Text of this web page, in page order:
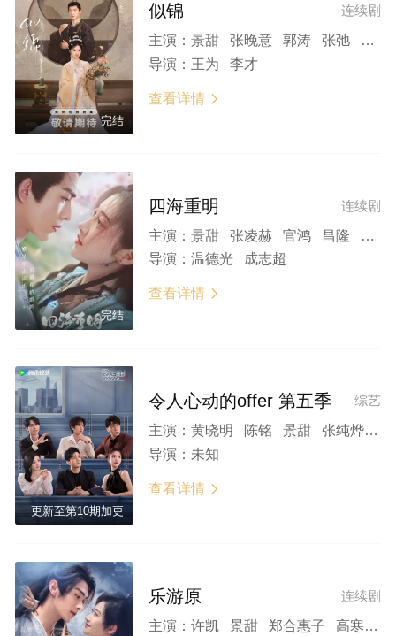
完结
连续剧
似锦
主演： 景甜 张晚意 郭涛 张弛 徐好 白冰可 马苏 黄奕 章呈赫 吴冕
导演： 王为 李才
查看详情 
完结
连续剧
四海重明
主演： 景甜 张凌赫 官鸿 昌隆 乔振宇 范明 高露 黄海冰 凌美仕 段钰 景研竣 刘书源 王名扬 姜震昊 何泽远 金俊秀 褚翰 韩帅 王泽宗 王荣宏 马心瑞 施羽 黄志玮
导演： 温德光 成志超
查看详情 
更新至第10期加更
综艺
令人心动的offer 第五季
主演： 黄晓明 陈铭 景甜 张纯烨 贺峻霖 何运晨
导演： 未知
查看详情 
连续剧
乐游原
主演： 许凯 景甜 郑合惠子 高寒 赵嘉敏 刘冬沁 曾黎 于波 高曙光 何中华 朱宏嘉 何奉天 蒋恺